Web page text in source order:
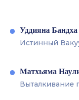
Уддияна Бандха
Истинный
Матхьяма